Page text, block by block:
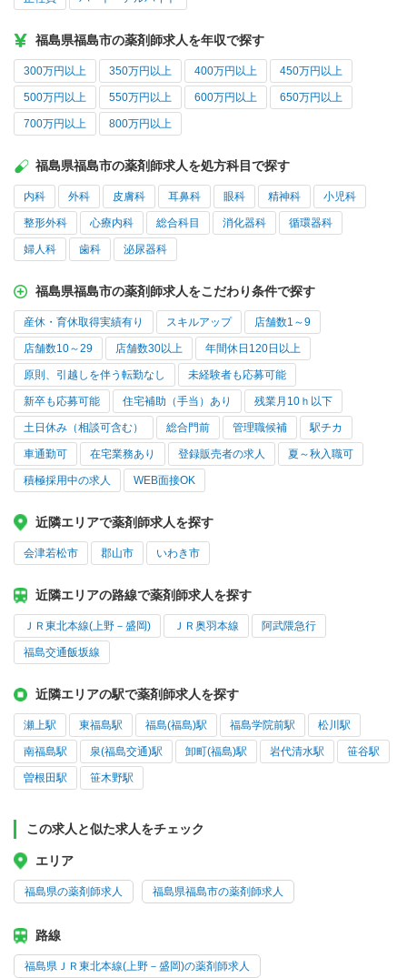
福島県福島市の薬剤師求人を年収で探す
300万円以上 350万円以上 400万円以上 450万円以上
500万円以上 550万円以上 600万円以上 650万円以上
700万円以上 800万円以上
福島県福島市の薬剤師求人を処方科目で探す
内科 外科 皮膚科 耳鼻科 眼科 精神科 小児科
整形外科 心療内科 総合科目 消化器科 循環器科
婦人科 歯科 泌尿器科
福島県福島市の薬剤師求人をこだわり条件で探す
産休・育休取得実績有り スキルアップ 店舗数1～9
店舗数10～29 店舗数30以上 年間休日120日以上
原則、引越しを伴う転勤なし 未経験者も応募可能
新卒も応募可能 住宅補助（手当）あり 残業月10ｈ以下
土日休み（相談可含む） 総合門前 管理職候補 駅チカ
車通勤可 在宅業務あり 登録販売者の求人 夏～秋入職可
積極採用中の求人 WEB面接OK
近隣エリアで薬剤師求人を探す
会津若松市 郡山市 いわき市
近隣エリアの路線で薬剤師求人を探す
ＪＲ東北本線(上野－盛岡) ＪＲ奥羽本線 阿武隈急行
福島交通飯坂線
近隣エリアの駅で薬剤師求人を探す
瀬上駅 東福島駅 福島(福島)駅 福島学院前駅 松川駅
南福島駅 泉(福島交通)駅 卸町(福島)駅 岩代清水駅 笹谷駅
曽根田駅 笹木野駅
この求人と似た求人をチェック
エリア
福島県の薬剤師求人 福島県福島市の薬剤師求人
路線
福島県ＪＲ東北本線(上野－盛岡)の薬剤師求人